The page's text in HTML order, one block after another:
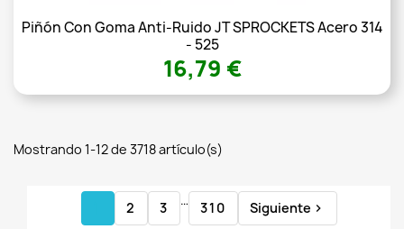
Piñón Con Goma Anti-Ruido JT SPROCKETS Acero 314
- 525
16,79 €
Mostrando 1-12 de 3718 artículo(s)
2 3 … 310 Siguiente 